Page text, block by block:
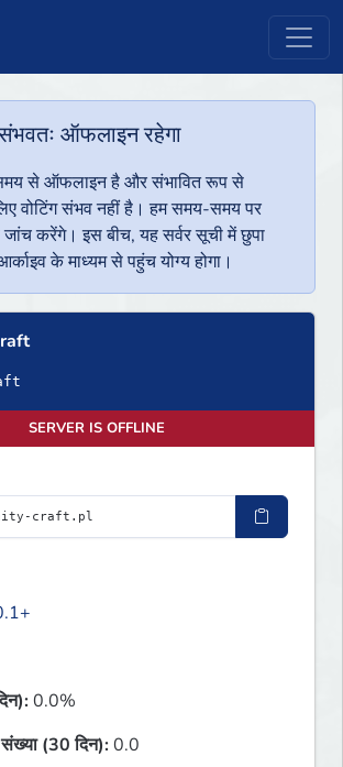
ऑफलाइन रहेगा
से ऑफलाइन है और संभावित रूप से
वोटिंग संभव नहीं है। हम समय-समय पर
करेंगे। इस बीच, यह सर्वर सूची में छुपा
के माध्यम से पहुंच योग्य होगा।
SERVER IS OFFLINE
0.0%
(30 दिन):0.0